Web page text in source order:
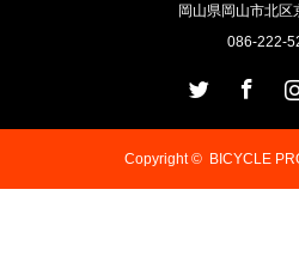
岡山県岡山市北区
086-222-
Copyright © BICYCLE